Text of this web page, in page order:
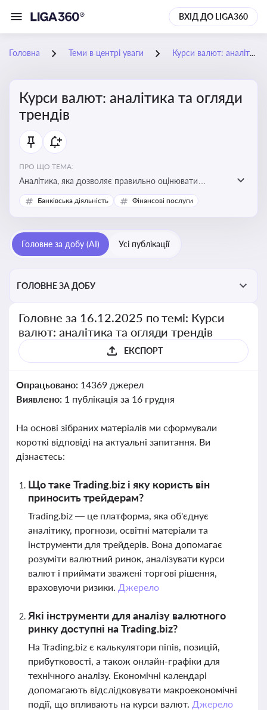
ВХІД ДО LIGA360
Головна Теми в центрі уваги Курси валют: аналітика та огляди трендів
Курси валют: аналітика та огляди
трендів
ПРО ЩО ТЕМА:
Аналітика, яка дозволяє правильно оцінювати
фінансові ризики та планувати витрати. Зміни в
курсах валют можуть вплинути на собівартість
Банківська діяльність Фінансові послуги
Головне за добу (AI) Усі публікації
ГОЛОВНЕ ЗА ДОБУ
Головне за 16.12.2025 по темі: Курси
валют: аналітика та огляди трендів
ЕКСПОРТ
Опрацьовано: 14369 джерел
Виявлено: 1 публікація за 16 грудня
На основі зібраних матеріалів ми сформували
короткі відповіді на актуальні запитання. Ви
дізнаєтесь:
Що таке Trading.biz і яку користь він
приносить трейдерам?
Trading.biz — це платформа, яка об'єднує
аналітику, прогнози, освітні матеріали та
інструменти для трейдерів. Вона допомагає
розуміти валютний ринок, аналізувати курси
валют і приймати зважені торгові рішення,
враховуючи ризики. Джерело
Які інструменти для аналізу валютного
ринку доступні на Trading.biz?
На Trading.biz є калькулятори піпів, позицій,
прибутковості, а також онлайн-графіки для
технічного аналізу. Економічні календарі
допомагають відслідковувати макроекономічні
події, що впливають на курси валют. Джерело